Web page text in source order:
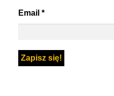
Email *